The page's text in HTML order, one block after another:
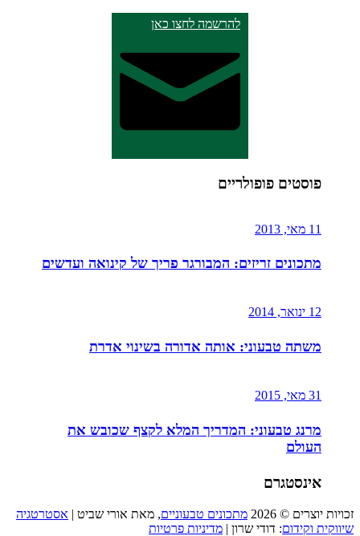
להרשמה לחצו כאן
פוסטים פופולריים
11 מאי, 2013
מתכונים זריזים: המבורגר פריך של קינואה ועדשים
12 ינואר, 2014
משתה טבעוני: אותה אדורה בשינוי אדרת
31 מאי, 2015
מרנג טבעוני: המדריך המלא לקצף שכובש את
העולם
אינסטגרם
זכויות יוצרים © 2026 מתכונים טבעוניים, מאת אורי שביט | אסטרטגיה
שיווקית וקידום: דודי שרון | מדיניות פרטיות